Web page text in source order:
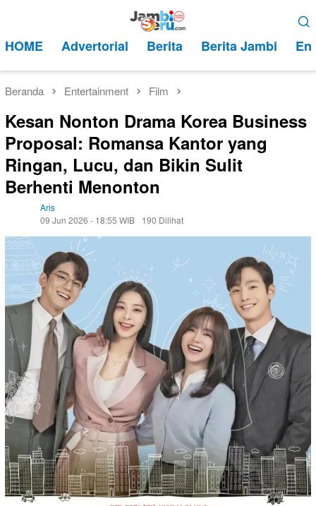
kontenMobile
HOME Advertorial Berita Berita Jambi
Beranda Entertainment Film
Kesan Nonton Drama Korea Business
Proposal: Romansa Kantor yang
Ringan, Lucu, dan Bikin Sulit
Berhenti Menonton
Aris
09 Jun 2026 - 18:55 WIB
190 Dilihat